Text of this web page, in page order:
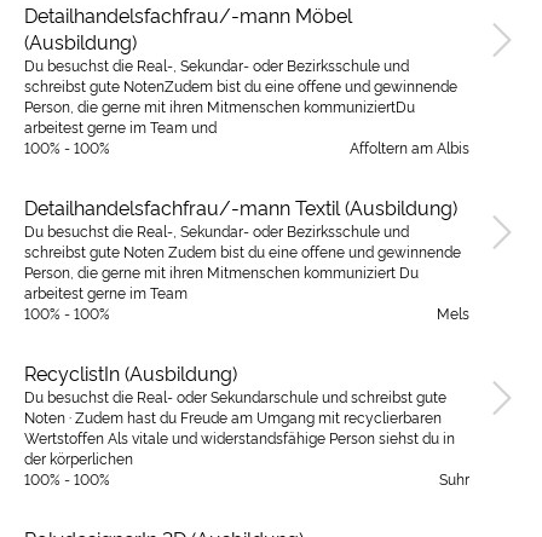
Detailhandelsfachfrau/-mann Möbel
(Ausbildung)
Du besuchst die Real-, Sekundar- oder Bezirksschule und
schreibst gute NotenZudem bist du eine offene und gewinnende
Person, die gerne mit ihren Mitmenschen kommuniziertDu
arbeitest gerne im Team und
100% - 100%
Affoltern am Albis
Detailhandelsfachfrau/-mann Textil (Ausbildung)
Du besuchst die Real-, Sekundar- oder Bezirksschule und
schreibst gute Noten Zudem bist du eine offene und gewinnende
Person, die gerne mit ihren Mitmenschen kommuniziert Du
arbeitest gerne im Team
100% - 100%
Mels
RecyclistIn (Ausbildung)
Du besuchst die Real- oder Sekundarschule und schreibst gute
Noten · Zudem hast du Freude am Umgang mit recyclierbaren
Wertstoffen Als vitale und widerstandsfähige Person siehst du in
der körperlichen
100% - 100%
Suhr